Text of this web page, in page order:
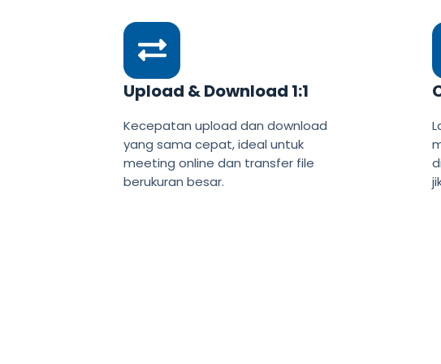
Upload & Download 1:1
Kecepatan upload dan download
yang sama cepat, ideal untuk
meeting online dan transfer file
berukuran besar.